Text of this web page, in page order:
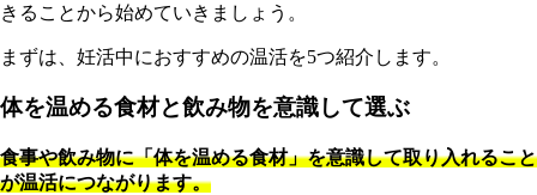
きることから始めていきましょう。
まずは、妊活中におすすめの温活を5つ紹介します。
体を温める食材と飲み物を意識して選ぶ
食事や飲み物に「体を温める食材」を意識して取り入れること
が温活につながります。